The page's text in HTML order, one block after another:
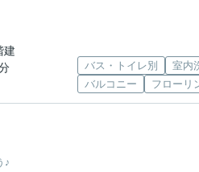
建
バス・トイレ別 室内
バルコニー
フローリ
♪